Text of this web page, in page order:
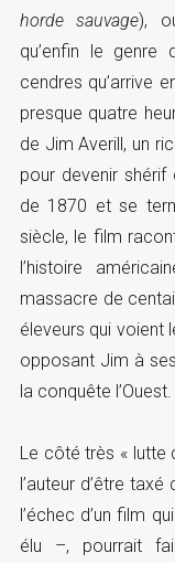
horde sauvage),
qu’enfin le genre
cendres qu’arrive
presque quatre
de Jim Averill, un
pour devenir shérif
de 1870 et se
siècle, le film
l’histoire
massacre de
éleveurs qui voient
opposant Jim à
la conquête l’Ouest.
Le côté très « lutte
l’auteur d’être
l’échec d’un film
élu –, pourrait